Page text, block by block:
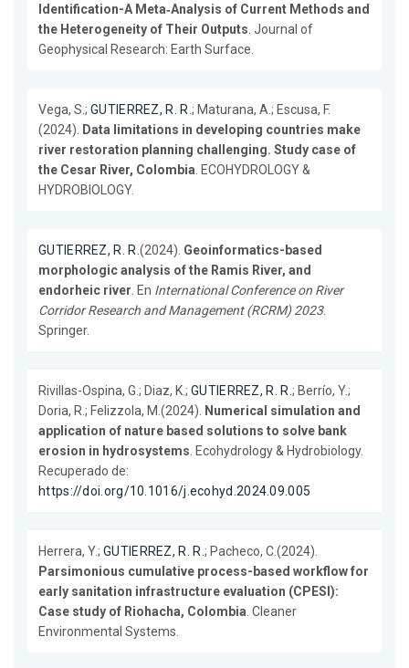
Identification-A Meta‐Analysis of Current Methods and
the Heterogeneity of Their Outputs. Journal of
Geophysical Research: Earth Surface.
Vega, S.; GUTIERREZ, R. R.; Maturana, A.; Escusa, F.
(2024). Data limitations in developing countries make
river restoration planning challenging. Study case of
the Cesar River, Colombia. ECOHYDROLOGY &
HYDROBIOLOGY.
GUTIERREZ, R. R.(2024). Geoinformatics-based
morphologic analysis of the Ramis River, and
endorheic river. En International Conference on River
Corridor Research and Management (RCRM) 2023.
Springer.
Rivillas-Ospina, G.; Diaz, K.; GUTIERREZ, R. R.; Berrío, Y.;
Doria, R.; Felizzola, M.(2024). Numerical simulation and
application of nature based solutions to solve bank
erosion in hydrosystems. Ecohydrology & Hydrobiology.
Recuperado de:
https://doi.org/10.1016/j.ecohyd.2024.09.005
Herrera, Y.; GUTIERREZ, R. R.; Pacheco, C.(2024).
Parsimonious cumulative process-based workflow for
early sanitation infrastructure evaluation (CPESI):
Case study of Riohacha, Colombia. Cleaner
Environmental Systems.